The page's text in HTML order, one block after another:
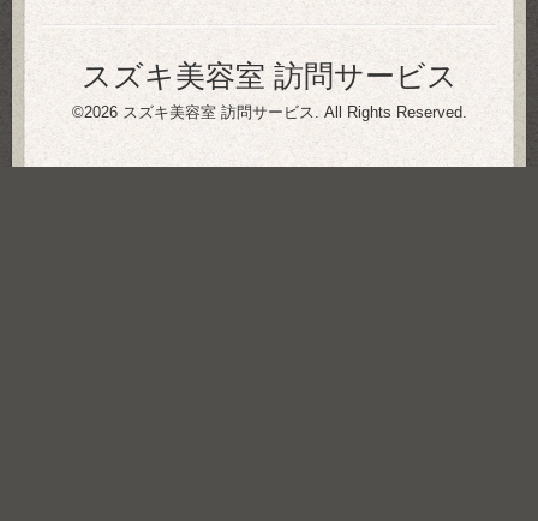
スズキ美容室 訪問サービス
©2026 スズキ美容室 訪問サービス . All Rights Reserved.